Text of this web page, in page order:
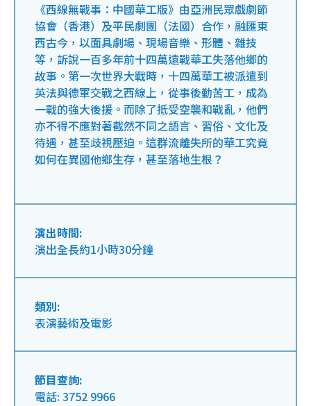
《西線無戰事：中國華工版》由亞洲民眾戲劇節
協會（香港）及平民劇團（法國）合作，融匯東
西古今，以面具劇場、現場音樂、形體、雜技
等，訴說一百多年前十四萬遠戰華工失落他鄉的
故事。第一次世界大戰時，十四萬華工被派遣到
英法與德軍交戰之西線上，從事後勤苦工，成為
一戰的強大後援。而除了抵受空襲和戰亂，他們
亦不得不應對著截然不同之語言、習俗、文化及
待遇，甚至歧視壓迫。這群流離失所的華工究竟
如何在異國他鄉生存，甚至落地生根？
演出時間:
演出全長約1小時30分鐘
類別:
表演藝術及電影
節目查詢:
電話: 3752 9966